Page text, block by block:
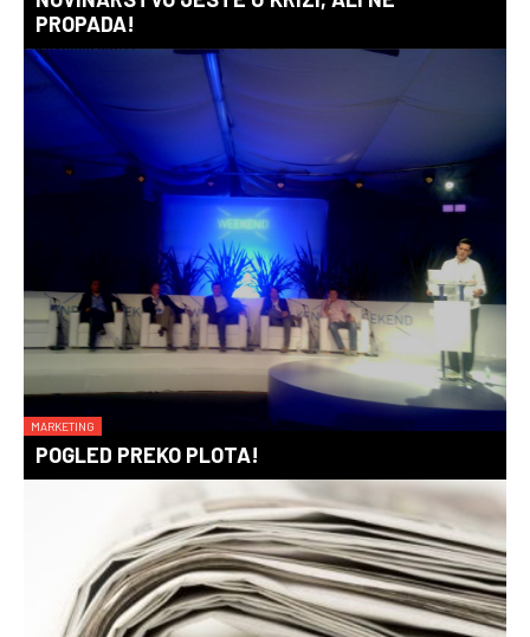
PROPADA!
MARKETING
POGLED PREKO PLOTA!